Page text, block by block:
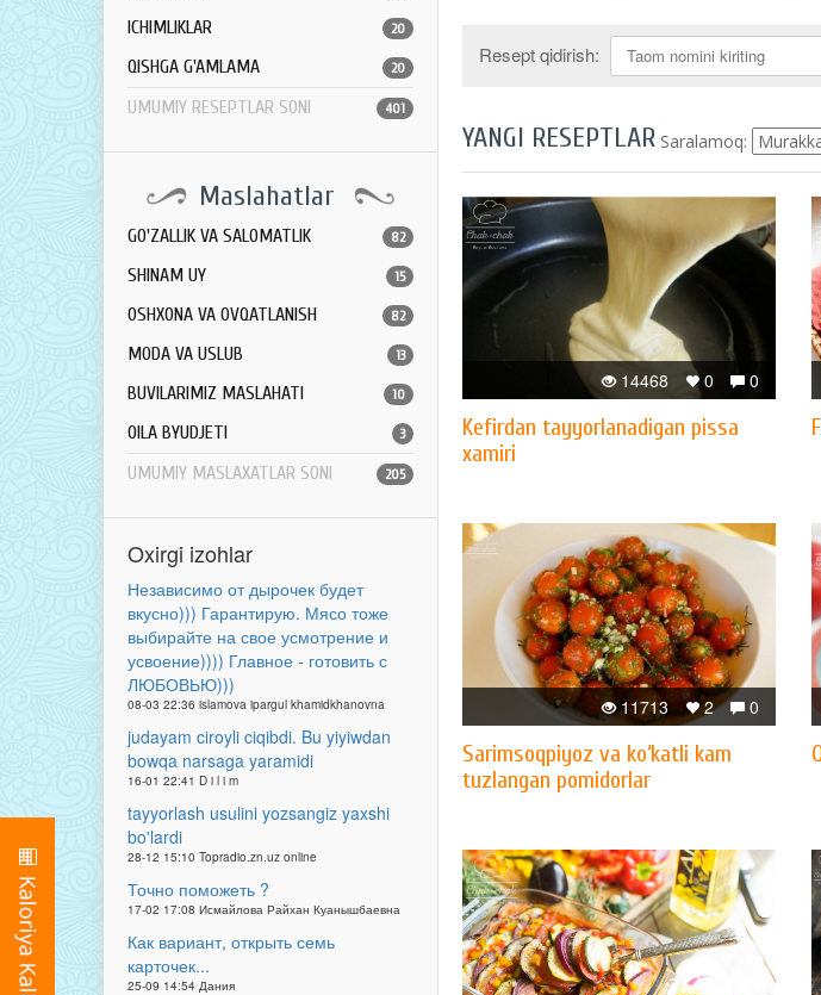
ICHIMLIKLAR 20
QISHGA G'AMLAMA 20
UMUMIY RESEPTLAR SONI 401
Maslahatlar
GO'ZALLIK VA SALOMATLIK 82
SHINAM UY 15
OSHXONA VA OVQATLANISH 82
MODA VA USLUB 13
BUVILARIMIZ MASLAHATI 10
OILA BYUDJETI 3
UMUMIY MASLAXATLAR SONI 205
Oxirgi izohlar
Независимо от дырочек будет
вкусно))) Гарантирую. Мясо тоже
выбирайте на свое усмотрение и
усвоение)))) Главное - готовить с
ЛЮБОВЬЮ)))
08-03 22:36 islamova ipargul khamidkhanovna
judayam ciroyli ciqibdi. Bu yiyiwdan
bowqa narsaga yaramidi
16-01 22:41 D i l i m
tayyorlash usulini yozsangiz yaxshi
bo'lardi
28-12 15:10 Topradio.zn.uz online
Точно поможеть ?
17-02 17:08 Исмайлова Райхан Куанышбаевна
Как вариант, открыть семь
карточек...
25-09 14:54 Дания
Resept qidirish:
YANGI RESEPTLAR Saralamoq:
0
0
14468
Kefirdan tayyorlanadigan pissa
xamiri
0
2
11713
Sarimsoqpiyoz va ko‘katli kam
tuzlangan pomidorlar